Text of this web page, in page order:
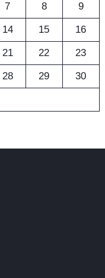
7 8 9
14 15 16
21 22 23
28 29 30